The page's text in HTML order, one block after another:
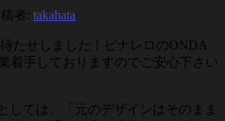
者: takahata
たせしました！ピナレロのONDA
着手しておりますのでご安心下さい
しては、「元のデザインはそのまま